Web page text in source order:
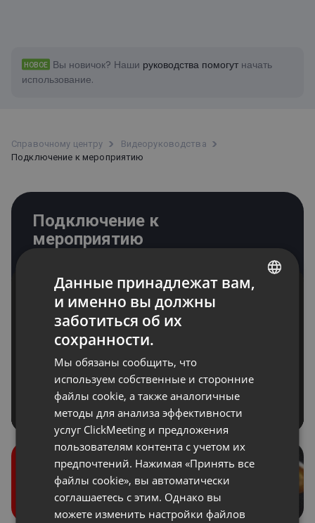
НОВОЕ Вы новичок? Наши руководства помогутначать
использование.
Справочному центру
Bидеоруководства
Подключение к мероприятию
Подключение к
мероприятию
POLISH
RUSSIAN
PORTUGUESE
ITALIAN
Данные принадлежат вам,
и именно вы должны
заботиться об их
сохранности.
Мы обязаны сообщить, что
используем собственные и сторонние
файлы cookie, а также аналогичные
методы для анализа эффективности
услуг ClickMeeting и предложения
пользователям контента с учетом их
предпочтений. Нажимая «Принять все
файлы cookie», вы автоматически
соглашаетесь с этим. Однако вы
можете изменить настройки файлов